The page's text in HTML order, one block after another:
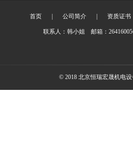
首页 公司简介 资质证书
联系人：韩小姐 邮箱：
© 2018 北京恒瑞宏晟机电